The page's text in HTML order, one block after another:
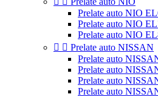
Prelate auto NIO
Prelate auto NIO
Prelate auto NIO
  Prelate auto NISSAN
Prelate auto
Prelate auto
Prelate auto
Prelate auto